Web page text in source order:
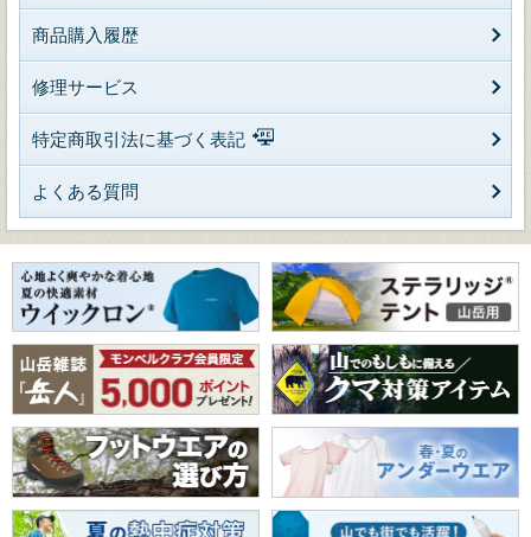
商品購入履歴
修理サービス
特定商取引法に基づく表記
よくある質問